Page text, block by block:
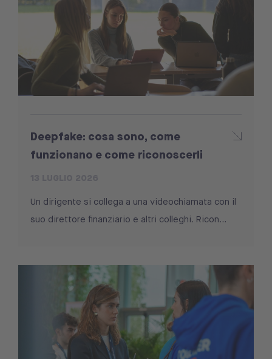
Deepfake: cosa sono, come
funzionano e come riconoscerli
Un dirigente si collega a una videochiamata con il
suo direttore finanziario e altri colleghi. Ricon...